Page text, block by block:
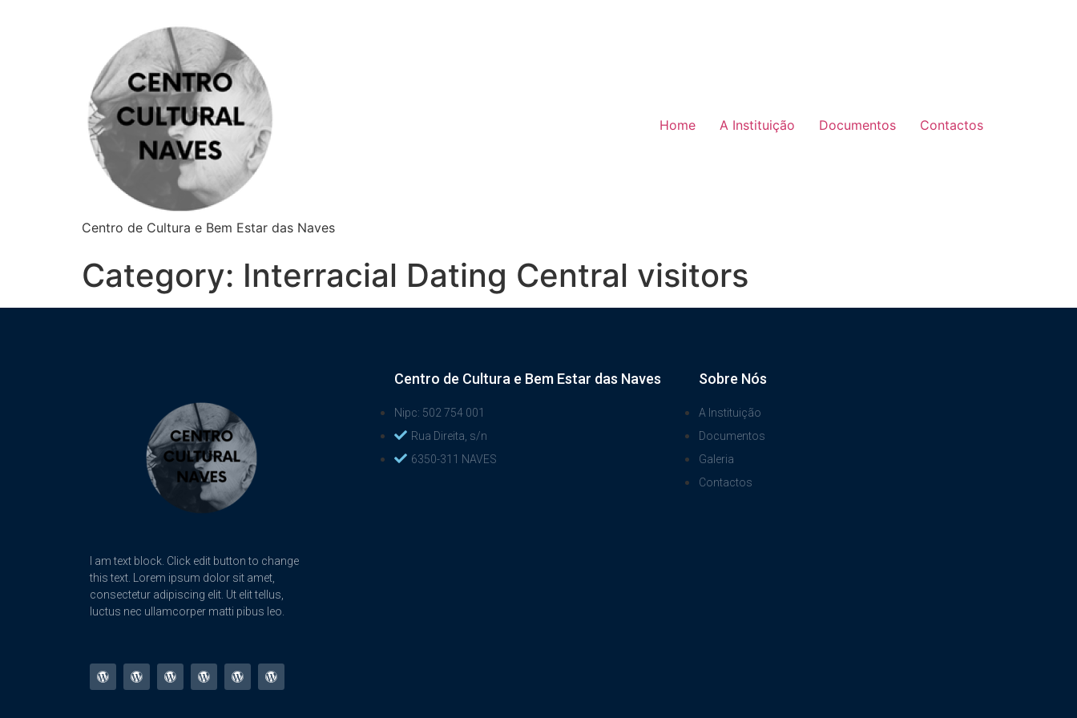
Centro de Cultura e Bem Estar das Naves
Home A Instituição Documentos Contactos
Category: Interracial Dating Central visitors
I am text block. Click edit button to change
this text. Lorem ipsum dolor sit amet,
consectetur adipiscing elit. Ut elit tellus,
luctus nec ullamcorper matti pibus leo.
Centro de Cultura e Bem Estar das Naves
Nipc: 502 754 001
Rua Direita, s/n
6350-311 NAVES
Sobre Nós
A Instituição
Documentos
Galeria
Contactos